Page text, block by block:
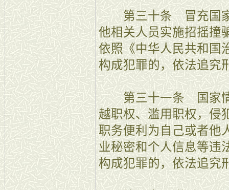
第三十条 冒充国家
他相关人员实施招摇撞
依照《中华人民共和国
构成犯罪的，依法追究
第三十一条 国家情
越职权、滥用职权，侵
职务便利为自己或者他
业秘密和个人信息等违
构成犯罪的，依法追究